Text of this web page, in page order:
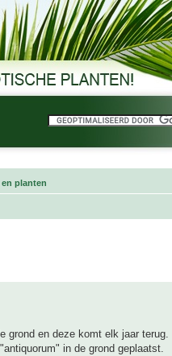
planten
grond en deze komt elk jaar terug.
in de grond geplaatst.